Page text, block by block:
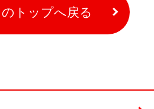
トップへ戻る